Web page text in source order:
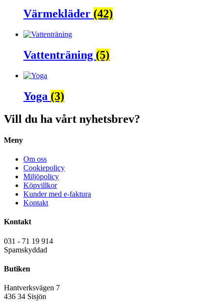
Värmekläder (42)
Vattenträning (5)
Yoga (3)
Vill du ha vårt nyhetsbrev?
Meny
Om oss
Cookiepolicy
Miljöpolicy
Köpvillkor
Kunder med e-faktura
Kontakt
Kontakt
031 - 71 19 914
Spamskyddad
Butiken
Hantverksvägen 7
436 34 Sisjön